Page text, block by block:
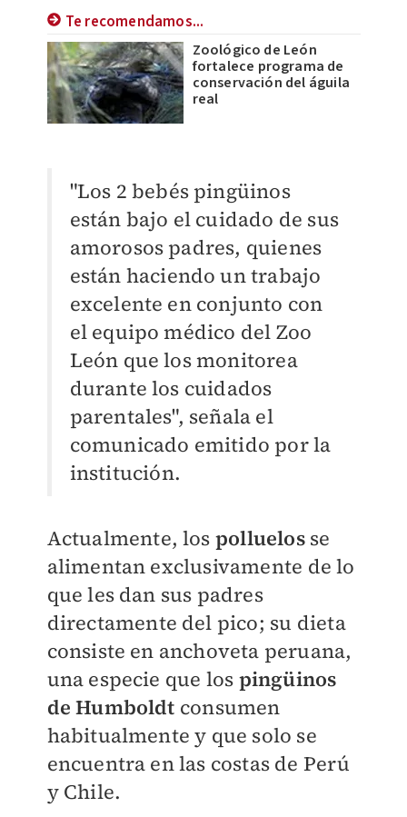
Te recomendamos...
Zoológico de León
fortalece programa de
conservación del águila
real
"Los 2 bebés pingüinos
están bajo el cuidado de sus
amorosos padres, quienes
están haciendo un trabajo
excelente en conjunto con
el equipo médico del Zoo
León que los monitorea
durante los cuidados
parentales", señala el
comunicado emitido por la
institución.
Actualmente, los polluelosse
alimentan exclusivamente de lo
que les dan sus padres
directamente del pico; su dieta
consiste en anchoveta peruana,
una especie que los pingüinos
de Humboldt consumen
habitualmente y que solo se
encuentra en las costas de Perú
y Chile.